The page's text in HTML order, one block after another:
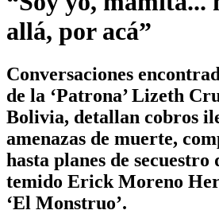
allá, por acá”
Conversaciones
de la ‘Patrona’ Lizeth
Bolivia, detallan cobros
amenazas de muerte,
hasta planes de
temido Erick Moreno
‘El Monstruo’.